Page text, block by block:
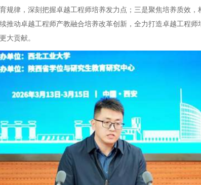
规律，深刻把握卓越工程师培养发力点；三是聚焦培养质效
推动卓越工程师产教融合培养改革创新，全力打造卓越工程师
大贡献。